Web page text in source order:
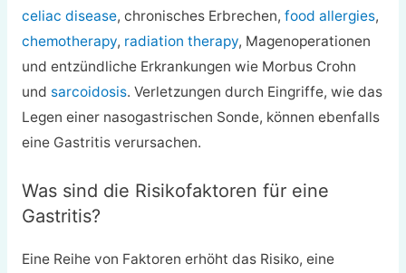
celiac disease, chronisches Erbrechen, food allergies,
chemotherapy, radiation therapy, Magenoperationen
und entzündliche Erkrankungen wie Morbus Crohn
und sarcoidosis. Verletzungen durch Eingriffe, wie das
Legen einer nasogastrischen Sonde, können ebenfalls
eine Gastritis verursachen.
Was sind die Risikofaktoren für eine
Gastritis?
Eine Reihe von Faktoren erhöht das Risiko, eine